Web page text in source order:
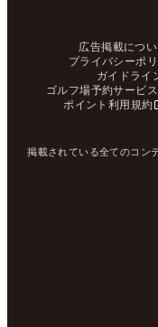
広告掲載につい
プライバシーポ
ガイドライ
ゴルフ場予約サービ
ポイント利用規約
掲載されている全てのコン